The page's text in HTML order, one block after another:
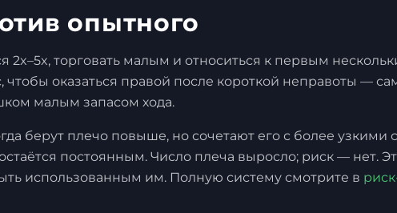
опытного
2x–5x, торговать малым и относиться к первым
чтобы оказаться правой после короткой неправоты —
малым запасом хода.
берут плечо повыше, но сочетают его с более
постоянным. Число плеча выросло; риск — нет.
использованным им. Полную систему смотрите в